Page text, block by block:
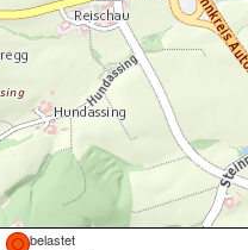
belastet